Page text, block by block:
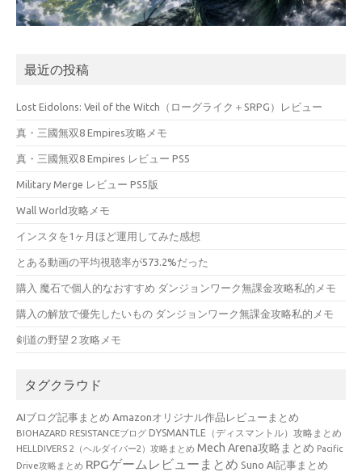
最近の投稿
Lost Eidolons: Veil of the Witch（ローグライク＋SRPG）レビュー
真・三國無双8 Empires攻略メモ
真・三國無双8 Empires レビュー PS5
Military Merge レビュー PS5版
Wall World攻略メモ
インスタを1ヶ月ほど運用してみた感想
とある動画の平均視聴率が573.2%だった
購入 魔石で個人的なおすすめ ダンジョンワーク無課金攻略私的メモ
購入の解放で優先したいもの ダンジョンワーク無課金攻略私的メモ
剣道の野望２攻略メモ
タグクラウド
AIブログ記事まとめ Amazonオリジナル作品レビューまとめ
BIOHAZARD RESISTANCEブログ DYSMANTLE（ディスマントル）攻略まとめ
HELLDIVERS 2（ヘルダイバー2）攻略まとめ Mech Arena攻略まとめ Pacific
Drive攻略まとめ RPGゲームレビューまとめ Suno AI記事まとめ